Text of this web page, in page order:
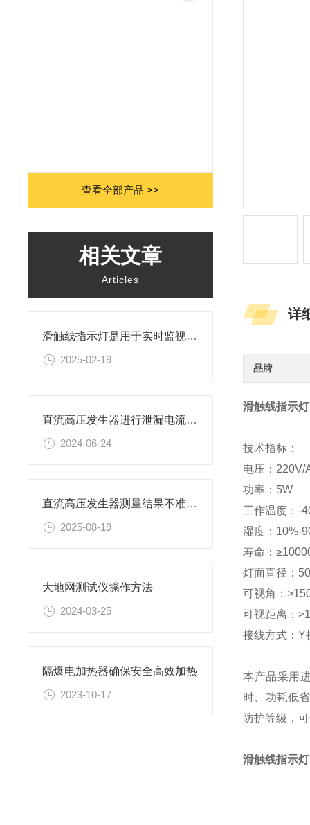
查看全部产品 >>
相关文章
Articles
滑触线指示灯是用于实时监视滑触线电源信号
2025-02-19
直流高压发生器进行泄漏电流试验试验方法
2024-06-24
直流高压发生器测量结果不准确的原因有哪些？
2025-08-19
大地网测试仪操作方法
2024-03-25
隔爆电加热器确保安全高效加热
2023-10-17
详
品牌
滑触线指示
技术指标：
电压：220V/
功率：5W
工作温度：-
湿度：10%-
寿命：
灯面直径：
可视角：
可视距离：
接线方式：Y
本产品采用
时、功耗低
防护等级，
滑触线指示